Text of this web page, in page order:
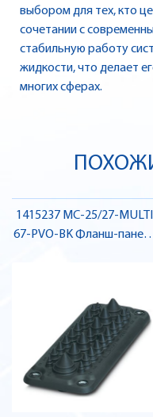
выбором для тех, кто
сочетании с
стабильную работу
жидкости, что делает
многих сферах.
1415237 MC-25/27-
67-PVO-BK Фланш-панель